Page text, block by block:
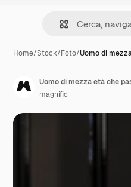
Home/Stock/Foto/Uomo di
Uomo di mezza età che
magnific